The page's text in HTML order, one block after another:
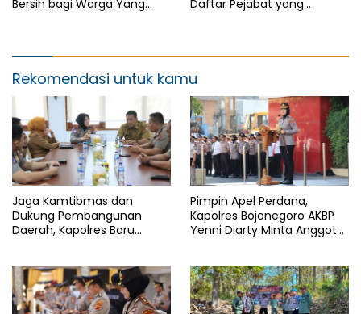
Bersih bagi Warga Yang
Daftar Pejabat yang
Rekomendasi untuk kamu
Jaga Kamtibmas dan
Dukung Pembangunan
Daerah, Kapolres Baru
Pimpin Apel Perdana,
Kapolres Bojonegoro AKBP
Yenni Diarty Minta Anggota